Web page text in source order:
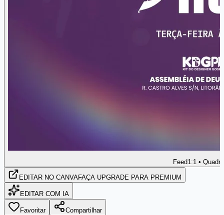
Feed1:1 •
EDITAR NO CANVAFAÇA UPGRADE PARA PREMIUM
EDITAR COM IA
Favoritar Compartilhar